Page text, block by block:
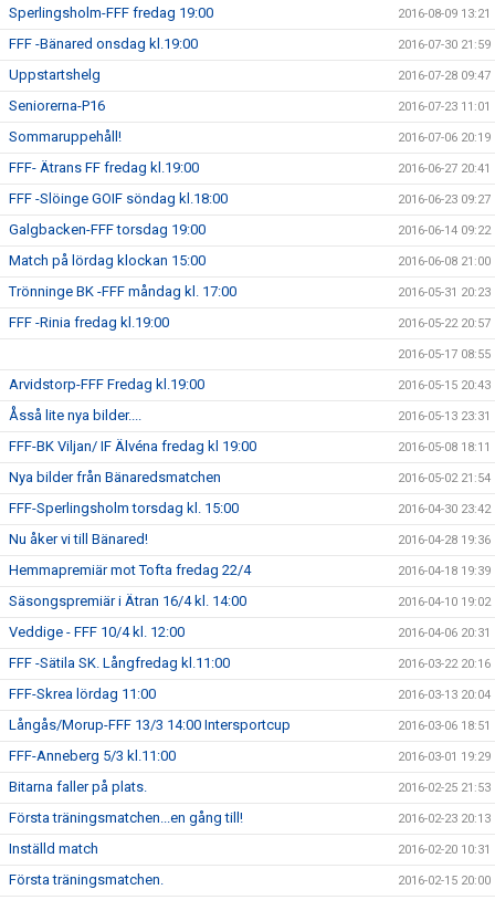
Sperlingsholm-FFF fredag 19:00 2016-08-09 13:21
FFF -Bänared onsdag kl.19:00 2016-07-30 21:59
Uppstartshelg 2016-07-28 09:47
Seniorerna-P16 2016-07-23 11:01
Sommaruppehåll! 2016-07-06 20:19
FFF- Ätrans FF fredag kl.19:00 2016-06-27 20:41
FFF -Slöinge GOIF söndag kl.18:00 2016-06-23 09:27
Galgbacken-FFF torsdag 19:00 2016-06-14 09:22
Match på lördag klockan 15:00 2016-06-08 21:00
Trönninge BK -FFF måndag kl. 17:00 2016-05-31 20:23
FFF -Rinia fredag kl.19:00 2016-05-22 20:57
2016-05-17 08:55
Arvidstorp-FFF Fredag kl.19:00 2016-05-15 20:43
Åsså lite nya bilder.... 2016-05-13 23:31
FFF-BK Viljan/ IF Älvéna fredag kl 19:00 2016-05-08 18:11
Nya bilder från Bänaredsmatchen 2016-05-02 21:54
FFF-Sperlingsholm torsdag kl. 15:00 2016-04-30 23:42
Nu åker vi till Bänared! 2016-04-28 19:36
Hemmapremiär mot Tofta fredag 22/4 2016-04-18 19:39
Säsongspremiär i Ätran 16/4 kl. 14:00 2016-04-10 19:02
Veddige - FFF 10/4 kl. 12:00 2016-04-06 20:31
FFF -Sätila SK. Långfredag kl.11:00 2016-03-22 20:16
FFF-Skrea lördag 11:00 2016-03-13 20:04
Långås/Morup-FFF 13/3 14:00 Intersportcup 2016-03-06 18:51
FFF-Anneberg 5/3 kl.11:00 2016-03-01 19:29
Bitarna faller på plats. 2016-02-25 21:53
Första träningsmatchen...en gång till! 2016-02-23 20:13
Inställd match 2016-02-20 10:31
Första träningsmatchen. 2016-02-15 20:00